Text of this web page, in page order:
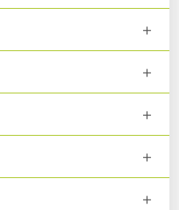
+
+
+
+
+